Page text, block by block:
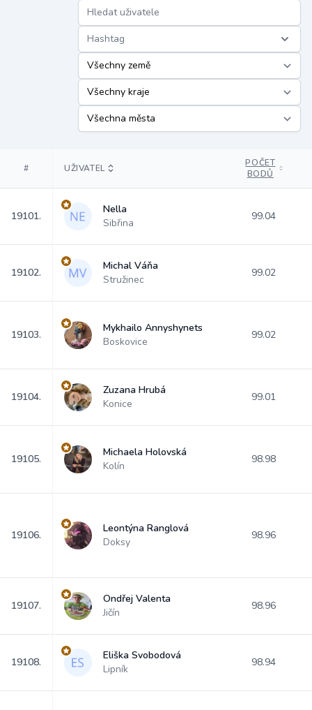
Hashtag
# UŽIVATEL
POČET
BODŮ
19101.
Nella
Sibřina
99.04
19102.
Michal Váňa
Stružinec
99.02
19103.
Mykhailo Annyshynets
Boskovice
99.02
19104.
Zuzana Hrubá
Konice
99.01
19105.
Michaela Holovská
Kolín
98.98
19106.
Leontýna Ranglová
Doksy
98.96
19107.
Ondřej Valenta
Jičín
98.96
19108.
Eliška Svobodová
Lipník
98.94